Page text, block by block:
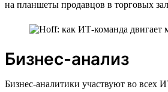
на планшеты продавцов в торговых
Бизнес-анализ
Бизнес-аналитики участвуют во всех